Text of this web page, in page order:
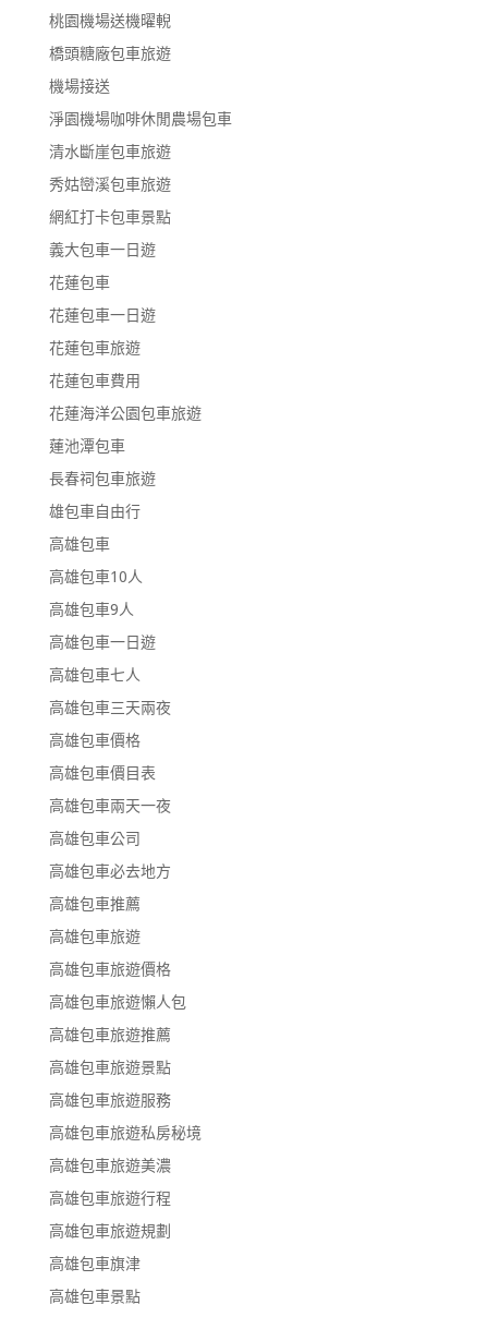
桃園機場送機曜輗
橋頭糖廠包車旅遊
機場接送
淨園機場咖啡休閒農場包車
清水斷崖包車旅遊
秀姑巒溪包車旅遊
網紅打卡包車景點
義大包車一日遊
花蓮包車
花蓮包車一日遊
花蓮包車旅遊
花蓮包車費用
花蓮海洋公園包車旅遊
蓮池潭包車
長春祠包車旅遊
雄包車自由行
高雄包車
高雄包車10人
高雄包車9人
高雄包車一日遊
高雄包車七人
高雄包車三天兩夜
高雄包車價格
高雄包車價目表
高雄包車兩天一夜
高雄包車公司
高雄包車必去地方
高雄包車推薦
高雄包車旅遊
高雄包車旅遊價格
高雄包車旅遊懶人包
高雄包車旅遊推薦
高雄包車旅遊景點
高雄包車旅遊服務
高雄包車旅遊私房秘境
高雄包車旅遊美濃
高雄包車旅遊行程
高雄包車旅遊規劃
高雄包車旗津
高雄包車景點